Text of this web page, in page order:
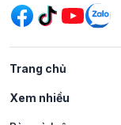
Trang chủ
Xem nhiều